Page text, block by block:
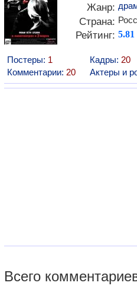
Жанр:
Страна:
Рейтинг: 5.81
Постеры: 1 Кадры: 20
Комментарии: 20 Актеры и
Всего